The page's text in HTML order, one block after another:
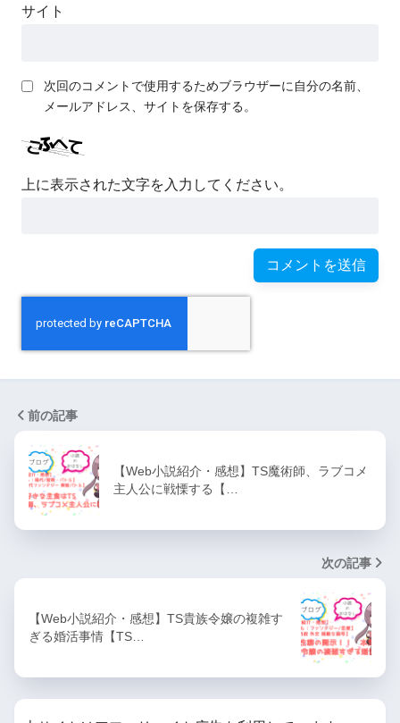
サイト
次回のコメントで使用するためブラウザーに自分の名前、
メールアドレス、サイトを保存する。
上に表示された文字を入力してください。
前の記事
【Web小説紹介・感想】TS魔術師、ラブコメ
主人公に戦慄する【…
次の記事
【Web小説紹介・感想】TS貴族令嬢の複雑す
ぎる婚活事情【TS…